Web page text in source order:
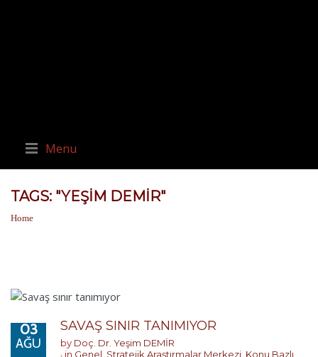
Menu
TAGS: "YEŞIM DEMIR"
Home
03
AĞU
SAVAŞ SINIR TANIMIYOR
by Doç. Dr. Yeşim DEMİR
in Genel, Stratejik Araştırmalar Merkezi, Konu Bazlı